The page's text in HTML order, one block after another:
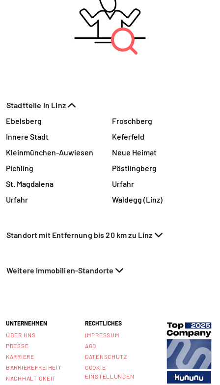
Stadtteile in Linz
Ebelsberg
Froschberg
Innere Stadt
Keferfeld
Kleinmünchen-Auwiesen
Neue Heimat
Pichling
Pöstlingberg
St. Magdalena
Urfahr
Urfahr
Waldegg (Linz)
Standort mit Entfernung bis 20 km zu Linz
Weitere Immobilien-Standorte
UNTERNEHMEN
ÜBER UNS
PRESSE
KARRIERE
BARRIEREFREIHEIT
NACHHALTIGKEIT
RECHTLICHES
IMPRESSUM
AGB
DATENSCHUTZ
COOKIE-
EINSTELLUNGEN